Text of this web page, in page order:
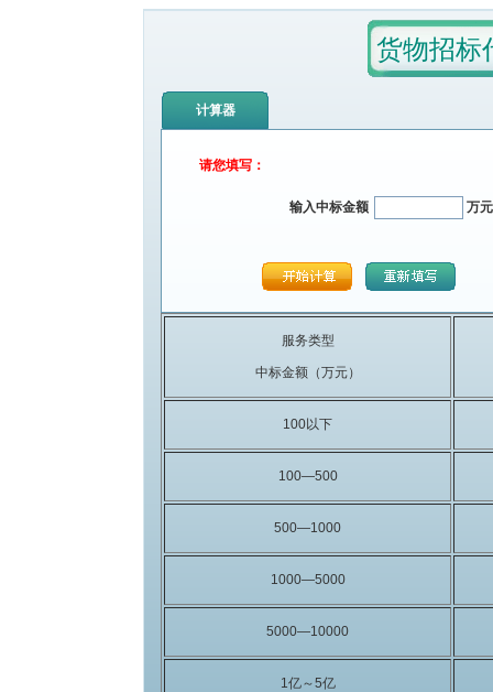
货物招标
计算器
请您填写：
输入中标金额 万元
服务类型
中标金额（万元）
100以下
100—500
500—1000
1000—5000
5000—10000
1亿～5亿